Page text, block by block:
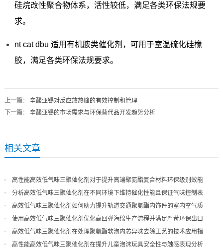
硅烷改性聚合物体系，活性较低，满足各类环保法规要
求。
nt cat dbu 适用有机胺类催化剂，可用于室温硫化硅橡
胶，满足各类环保法规要求。
上一篇： 辛酸亚锡对反应放热峰的有效控制和管理
下一篇： 辛酸亚锡的市场需求与环保替代品开发趋势分析
相关文章
高性能高效低气味三聚催化剂对于提升高端聚氨酯复合材料环保级别效能
分析高效低气味三聚催化剂在不同环境下维持催化性能且保证气味控制表
现
高效低气味三聚催化剂如何助力提升轨道交通聚氨酯内饰件的室内空气质
量
使用高效低气味三聚催化剂优化高回弹海绵生产流程并满足严苛环保出口
高效低气味三聚催化剂在处理聚氨酯软泡内芯异味去除工艺的技术应用指
导
高性能高效低气味三聚催化剂在提升儿童泡沫玩具安全性与触感表现分析